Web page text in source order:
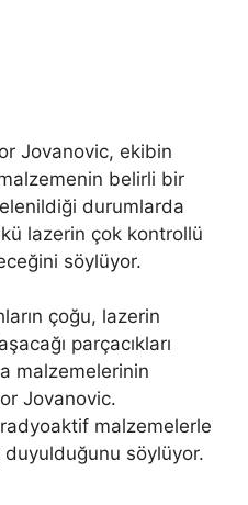
Jovanovic, ekibin
belirli bir
durumlarda
lazerin çok kontrollü
söylüyor.
çoğu, lazerin
parçacıkları
malzemelerinin
Jovanovic.
malzemelerle
söylüyor.